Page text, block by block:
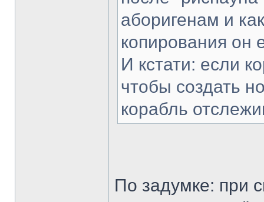
аборигенам и
копирования он
И кстати: если
чтобы создать
корабль
По задумке: при